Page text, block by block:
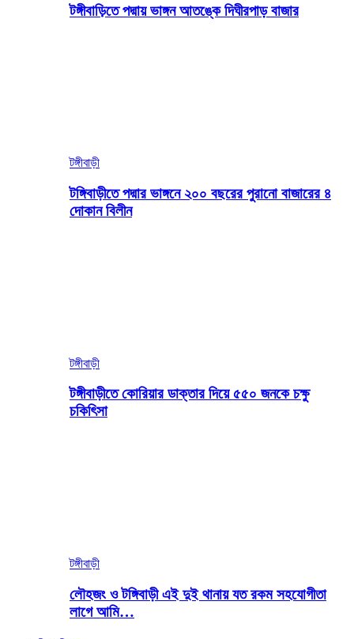
টঙ্গীবাড়িতে পদ্মায় ভাঙ্গন আতঙ্কে দিঘীরপাড় বাজার
টঙ্গীবাড়ী
টঙ্গিবাড়ীতে পদ্মার ভাঙ্গনে ২০০ বছরের পুরানো বাজারের ৪
দোকান বিলীন
টঙ্গীবাড়ী
টঙ্গীবাড়ীতে কোরিয়ার ডাক্তার দিয়ে ৫৫০ জনকে চক্ষু
চকিৎিসা
টঙ্গীবাড়ী
লৌহজং ও টঙ্গিবাড়ী এই দুই থানায় যত রকম সহযোগীতা
লাগে আমি…